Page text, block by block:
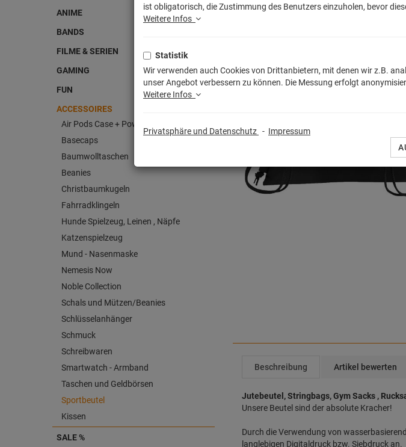
ANIME
BANDS
FILME & SERIEN
GAMING
FUN
ACCESSOIRES
Air Pods Case + Powerbanks
Basecaps
Baumwolltaschen
Beanies
Christbaumkugeln
Fahrradklingeln
Hunde Spielzeug, Leinen , Näpfe
Katzenspielzeug
Mund - Nasenmaske
Nemesis Now
Noble Collection
Schals und Mützen/Beanies
Schlüsselanhänger
Schmuck
Schreibwaren
Smartwatch - Armband
Taschen und Geldbörsen
Sportbeutel
Kissen
SALE %
Beschreibung Artikel bewerten
Jutebeutel, Stringbags, Gym Sacks ,
Unsere Beutel sind der absolute Kracher!
Durch die Verwendung von
langlebigen Digitaldruck bzw. Siebdruck an.
ist obligatorisch, die Zustimmung des Benutzers einzuholen, bevor
Weitere Infos
Statistik
Wir verwenden auch Cookies von Drittanbietern, mit denen wir z.B.
unser Angebot verbessern zu können. Die Messung erfolgt
Weitere Infos
Privatsphäre und Datenschutz - Impressum